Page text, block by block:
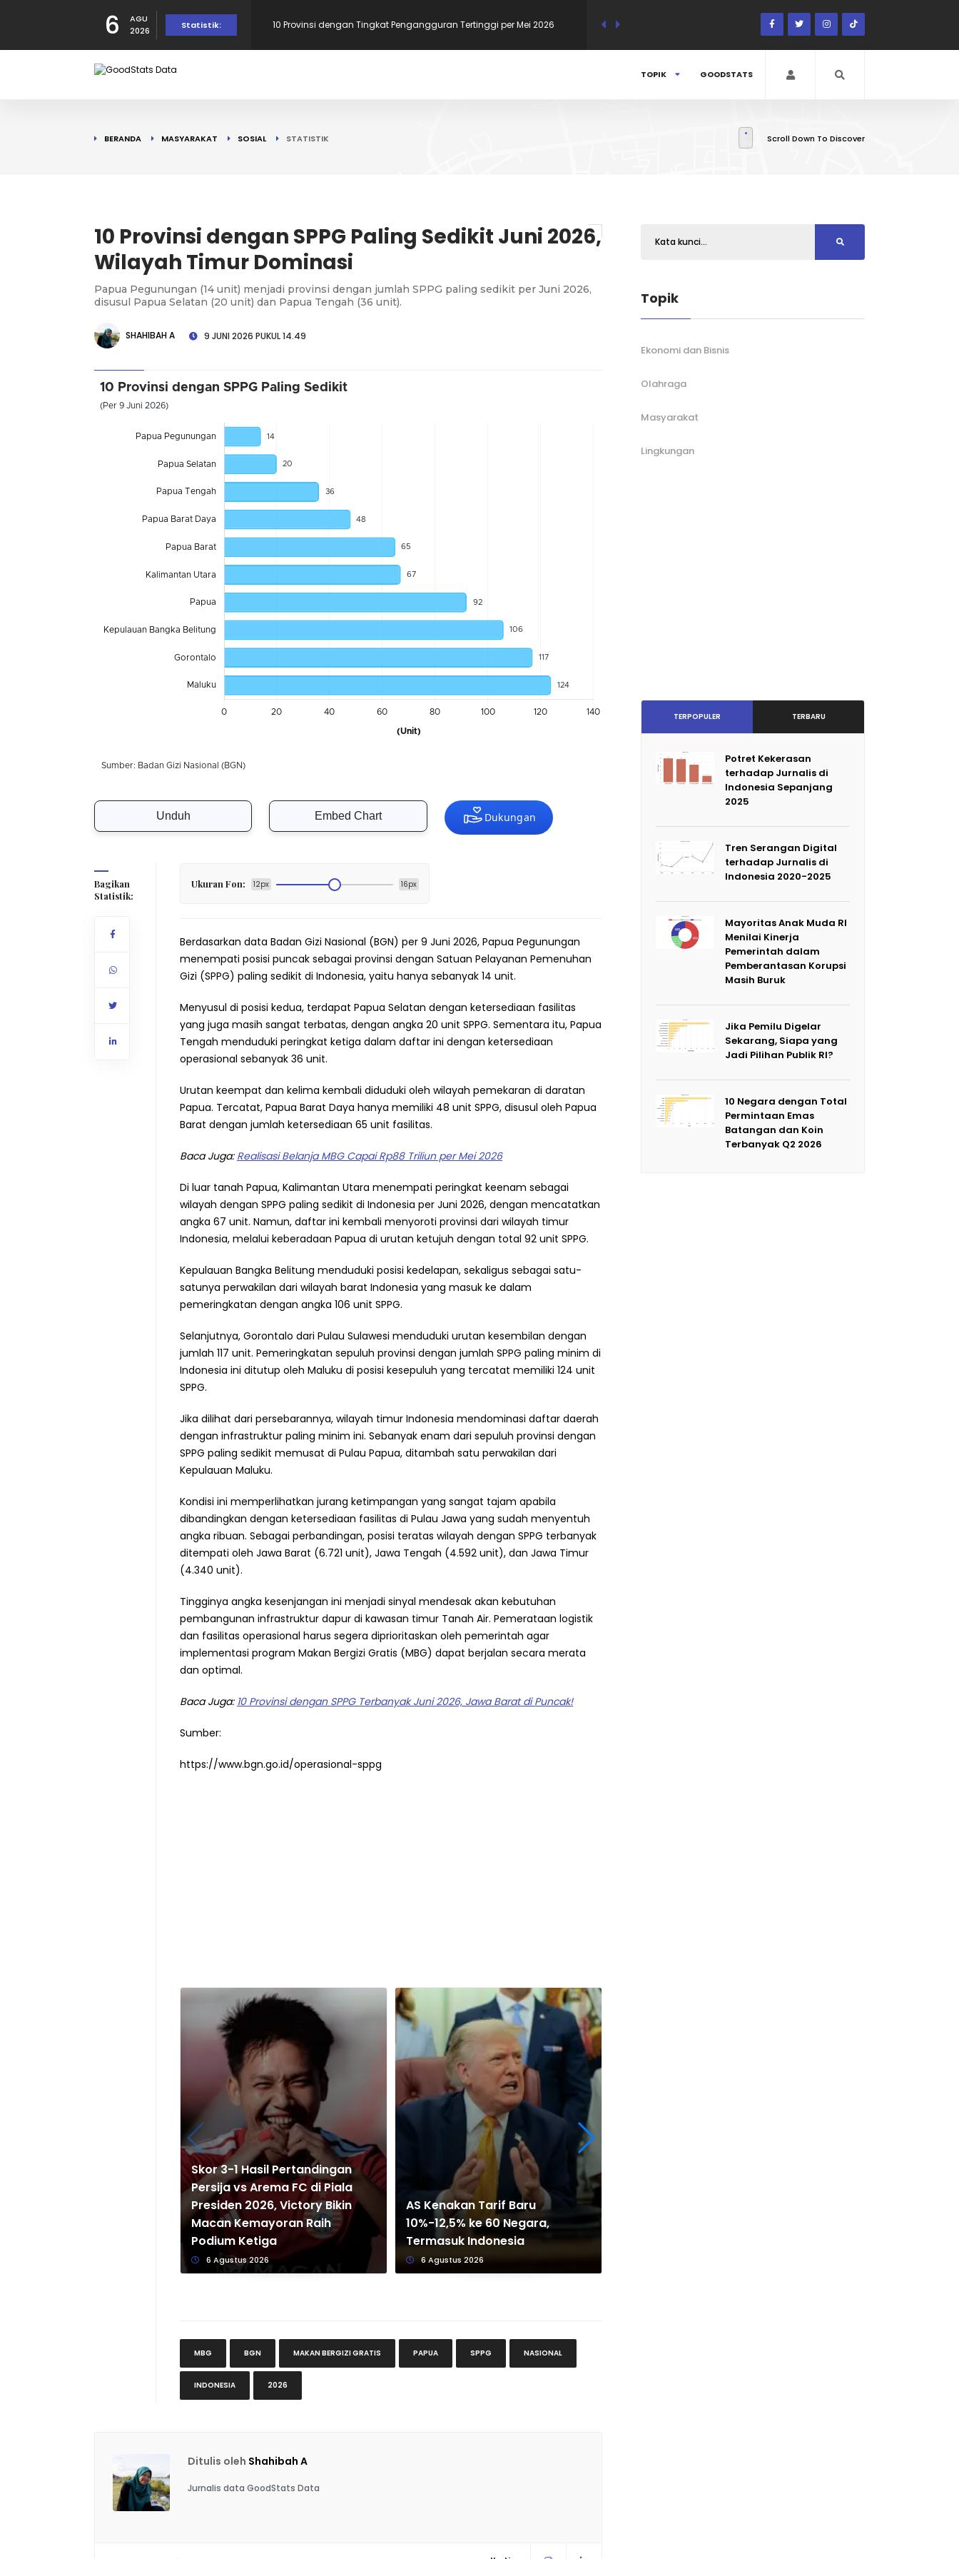
6
AGU
2026
Statistik: Provinsi Mana di Jawa yang Paling Sering Gunakan Bahasa Daerah
TOPIK GOODSTATS
BERANDA MASYARAKAT SOSIAL STATISTIK Scroll Down To Discover
10 Provinsi dengan SPPG Paling Sedikit Juni 2026,
Wilayah Timur Dominasi
Papua Pegunungan (14 unit) menjadi provinsi dengan jumlah SPPG paling sedikit per Juni 2026,
disusul Papua Selatan (20 unit) dan Papua Tengah (36 unit).
SHAHIBAH A 9 JUNI 2026 PUKUL 14.49
10 Provinsi dengan SPPG Paling Sedikit
(Per 9 Juni 2026)
Unduh Embed Chart
Bagikan
Statistik:
Ukuran Fon: 12px 16px
Berdasarkan data Badan Gizi Nasional (BGN) per 9 Juni 2026, Papua Pegunungan
menempati posisi puncak sebagai provinsi dengan Satuan Pelayanan Pemenuhan
Gizi (SPPG) paling sedikit di Indonesia, yaitu hanya sebanyak 14 unit.
Menyusul di posisi kedua, terdapat Papua Selatan dengan ketersediaan fasilitas
yang juga masih sangat terbatas, dengan angka 20 unit SPPG. Sementara itu, Papua
Tengah menduduki peringkat ketiga dalam daftar ini dengan ketersediaan
operasional sebanyak 36 unit.
Urutan keempat dan kelima kembali diduduki oleh wilayah pemekaran di daratan
Papua. Tercatat, Papua Barat Daya hanya memiliki 48 unit SPPG, disusul oleh Papua
Barat dengan jumlah ketersediaan 65 unit fasilitas.
Baca Juga: Realisasi Belanja MBG Capai Rp88 Triliun per Mei 2026
Di luar tanah Papua, Kalimantan Utara menempati peringkat keenam sebagai
wilayah dengan SPPG paling sedikit di Indonesia per Juni 2026, dengan mencatatkan
angka 67 unit. Namun, daftar ini kembali menyoroti provinsi dari wilayah timur
Indonesia, melalui keberadaan Papua di urutan ketujuh dengan total 92 unit SPPG.
Kepulauan Bangka Belitung menduduki posisi kedelapan, sekaligus sebagai satu-
satunya perwakilan dari wilayah barat Indonesia yang masuk ke dalam
pemeringkatan dengan angka 106 unit SPPG.
Selanjutnya, Gorontalo dari Pulau Sulawesi menduduki urutan kesembilan dengan
jumlah 117 unit. Pemeringkatan sepuluh provinsi dengan jumlah SPPG paling minim di
Indonesia ini ditutup oleh Maluku di posisi kesepuluh yang tercatat memiliki 124 unit
SPPG.
Jika dilihat dari persebarannya, wilayah timur Indonesia mendominasi daftar daerah
dengan infrastruktur paling minim ini. Sebanyak enam dari sepuluh provinsi dengan
SPPG paling sedikit memusat di Pulau Papua, ditambah satu perwakilan dari
Kepulauan Maluku.
Kondisi ini memperlihatkan jurang ketimpangan yang sangat tajam apabila
dibandingkan dengan ketersediaan fasilitas di Pulau Jawa yang sudah menyentuh
angka ribuan. Sebagai perbandingan, posisi teratas wilayah dengan SPPG terbanyak
ditempati oleh Jawa Barat (6.721 unit), Jawa Tengah (4.592 unit), dan Jawa Timur
(4.340 unit).
Tingginya angka kesenjangan ini menjadi sinyal mendesak akan kebutuhan
pembangunan infrastruktur dapur di kawasan timur Tanah Air. Pemerataan logistik
dan fasilitas operasional harus segera diprioritaskan oleh pemerintah agar
implementasi program Makan Bergizi Gratis (MBG) dapat berjalan secara merata
dan optimal.
Baca Juga: 10 Provinsi dengan SPPG Terbanyak Juni 2026, Jawa Barat di Puncak!
Sumber:
https://www.bgn.go.id/operasional-sppg
Skor 3-1 Hasil Pertandingan
Persija vs Arema FC di Piala
Presiden 2026, Victory Bikin
Macan Kemayoran Raih
Podium Ketiga
6 Agustus 2026
AS Kenakan Tarif Baru
10%-12,5% ke 60 Negara,
Termasuk Indonesia
6 Agustus 2026
MBG BGN MAKAN BERGIZI GRATIS PAPUA SPPG NASIONAL
INDONESIA 2026
Ditulis oleh Shahibah A
Jurnalis data GoodStats Data
Topik
Ekonomi dan Bisnis
Olahraga
Masyarakat
Lingkungan
TERPOPULER TERBARU
Potret Kekerasan
terhadap Jurnalis di
Indonesia Sepanjang
2025
Tren Serangan Digital
terhadap Jurnalis di
Indonesia 2020-2025
Mayoritas Anak Muda RI
Menilai Kinerja
Pemerintah dalam
Pemberantasan Korupsi
Masih Buruk
Jika Pemilu Digelar
Sekarang, Siapa yang
Jadi Pilihan Publik RI?
10 Negara dengan Total
Permintaan Emas
Batangan dan Koin
Terbanyak Q2 2026